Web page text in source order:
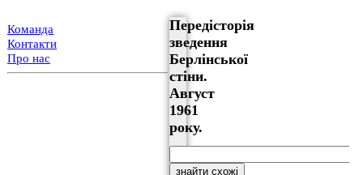
Команда
Контакти
Про нас
Передісторія
зведення
Берлінської
стіни.
Август
1961
року.